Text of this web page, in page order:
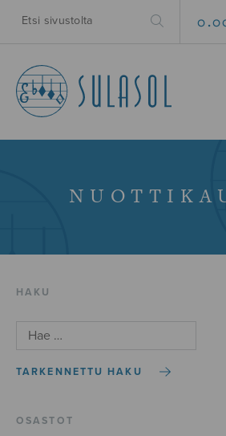
HAKU
TARKENNETTU HAKU
OSASTOT